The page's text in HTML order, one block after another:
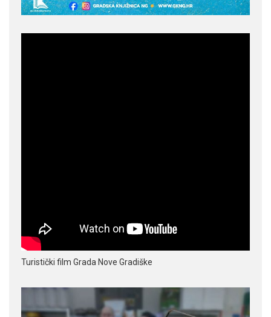
Turistički film Grada Nove Gradiške